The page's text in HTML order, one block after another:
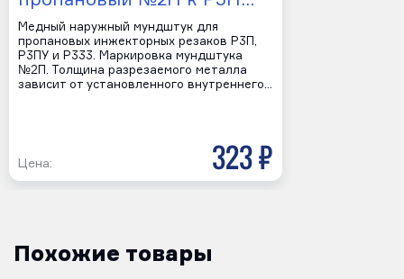
Медный наружный мундштук для
пропановых инжекторных резаков Р3П,
Р3ПУ и Р333. Маркировка мундштука
№2П. Толщина разрезаемого металла
зависит от установленного внутреннего…
Цена: 323 р
Похожие товары